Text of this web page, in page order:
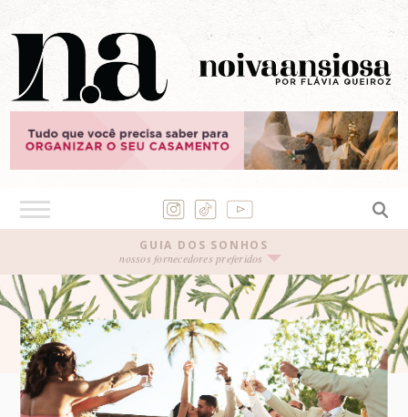
GUIA DOS SONHOS
nossos fornecedores preferidos